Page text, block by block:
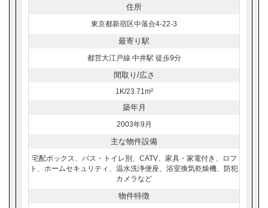
住所
東京都新宿区中落合4-22-3
最寄り駅
都営大江戸線 中井駅 徒歩9分
間取り/広さ
1K/23.71m²
築年月
2003年9月
主な物件設備
宅配ボックス、バス・トイレ別、CATV、家具・家電付き、ロフ
ト、ホームセキュリティ、温水洗浄便座、浴室換気乾燥機、防犯
カメラなど
物件特徴